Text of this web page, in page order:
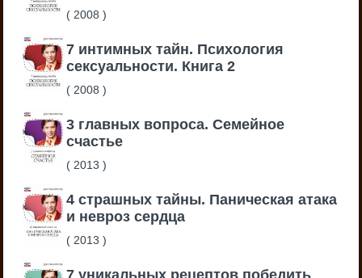
( 2008)
7 интимных тайн. Психология
сексуальности. Книга 2
( 2008)
3 главных вопроса. Семейное
счастье
( 2013)
4 страшных тайны. Паническая атака
и невроз сердца
( 2013)
7 уникальных рецептов победить